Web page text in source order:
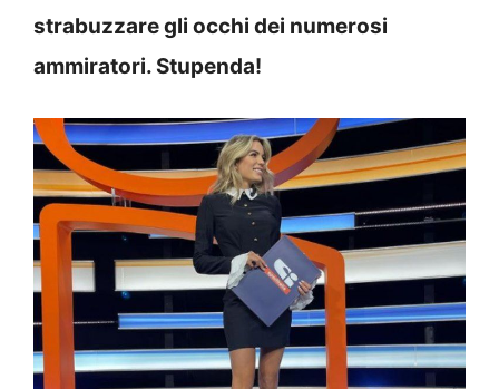
strabuzzare gli occhi dei numerosi
ammiratori. Stupenda!